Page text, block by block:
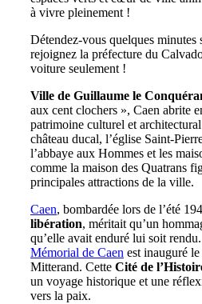
à vivre pleinement !
Détendez-vous quelques minutes
rejoignez la préfecture du
voiture seulement !
Ville de Guillaume le
aux cent clochers », Caen abrite
patrimoine culturel et
château ducal, l’église Saint-
l’abbaye aux Hommes et les
comme la maison des Quatrans
principales attractions de la ville.
Caen, bombardée lors de l’été
libération, méritait qu’un
qu’elle avait enduré lui soit
Mémorial de Caen est inauguré
Mitterand. Cette Cité de
un voyage historique et une
vers la paix.